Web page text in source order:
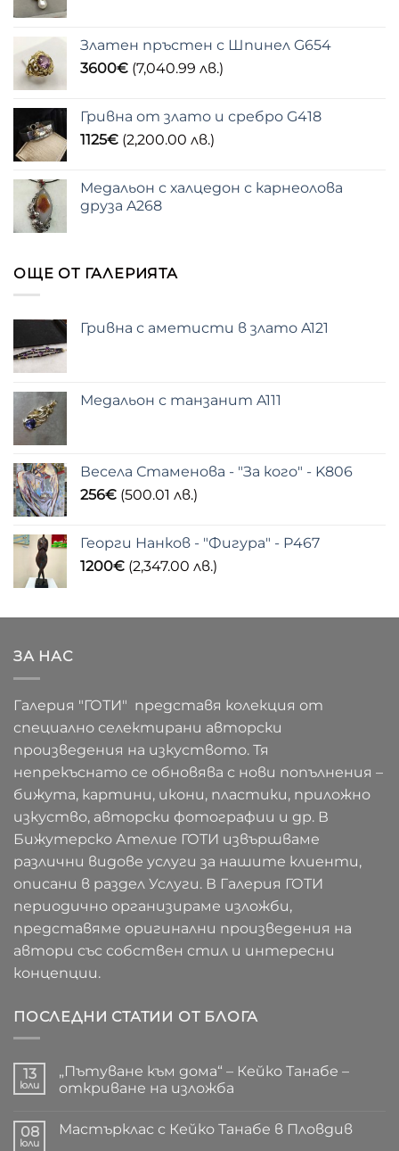
Златен пръстен с Шпинел G654
3600€ (7,040.99 лв.)
Гривна от злато и сребро G418
1125€ (2,200.00 лв.)
Медальон с халцедон с карнеолова
друза A268
ОЩЕ ОТ ГАЛЕРИЯТА
Гривна с аметисти в злато A121
Медальон с танзанит A111
Весела Стаменова - "За кого" - K806
256€ (500.01 лв.)
Георги Нанков - "Фигура" - P467
1200€ (2,347.00 лв.)
ЗА НАС
Галерия "ГОТИ" представя колекция от
специално селектирани авторски
произведения на изкуството. Тя
непрекъснато се обновява с нови попълнения –
бижута, картини, икони, пластики, приложно
изкуство, авторски фотографии и др. В
Бижутерско Ателие ГОТИ извършваме
различни видове услуги за нашите клиенти,
описани в раздел Услуги. В Галерия ГОТИ
периодично организираме изложби,
представяме оригинални произведения на
автори със собствен стил и интересни
концепции.
ПОСЛЕДНИ СТАТИИ ОТ БЛОГА
13
юли
„Пътуване към дома“ – Кейко Танабе –
откриване на изложба
за
„Пътуване
08
юли
Мастърклас с Кейко Танабе в Пловдив